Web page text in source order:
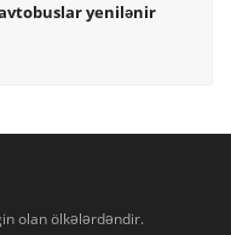
yenilənir
olan ölkələrdəndir.